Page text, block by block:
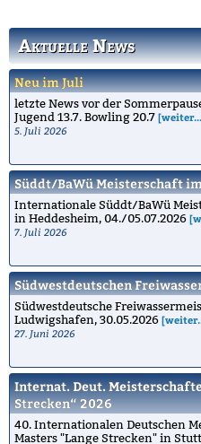
Aktuelle News
Neu im Juli
letzte News vor der
Jugend 13.7. Bowling 20.7
5. Juli 2026
Süddt/BaWü Meisterschaft
Internationale Süddt/BaWü
in Heddesheim, 04./05.07.2026
7. Juli 2026
Südwestdeutschen
Südwestdeutsche
Ludwigshafen, 30.05.2026
27. Juni 2026
Internat. Deut.
Strecken“ 2026
40. Internationalen Deutschen
Masters "Lange Strecken" in